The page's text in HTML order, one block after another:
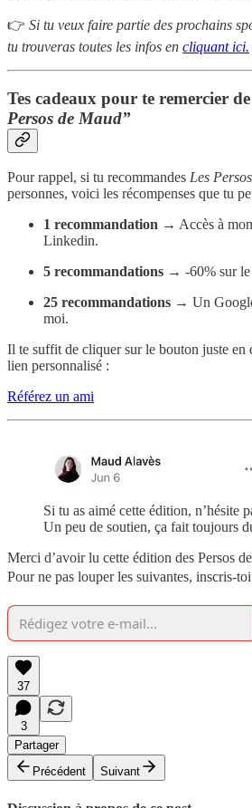
👉 Si tu veux faire partie des prochains
tu trouveras toutes les infos en cliquant ici.
Tes cadeaux pour te remercier
Persos de Maud”
Pour rappel, si tu recommandes Les
personnes, voici les récompenses que tu
1 recommandation → Accès à
Linkedin.
5 recommandations → -60% sur
25 recommandations → Un
moi.
Il te suffit de cliquer sur le bouton juste en
lien personnalisé :
Référez un ami
Si tu as aimé cette édition, n’hésite
Un peu de soutien, ça fait toujours
Merci d’avoir lu cette édition des Persos
Pour ne pas louper les suivantes, inscris-
37
3
Partager
Précédent
Suivant